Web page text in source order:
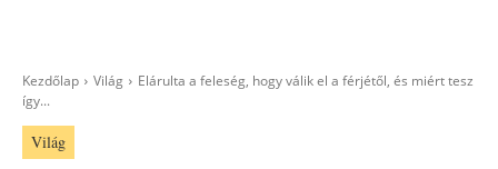
Kezdőlap Világ
Elárulta a feleség, hogy válik el a férjétől, és miért tesz
így...
Világ